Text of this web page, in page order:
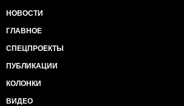
НОВОСТИ
ГЛАВНОЕ
СПЕЦПРОЕКТЫ
ПУБЛИКАЦИИ
КОЛОНКИ
ВИДЕО